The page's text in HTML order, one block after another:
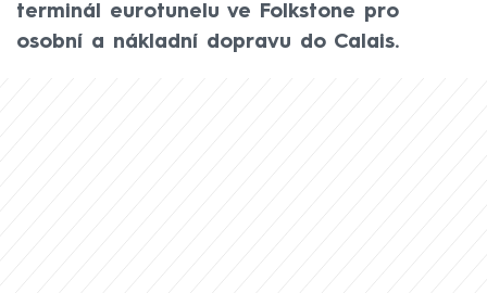
terminál eurotunelu ve Folkstone pro
osobní a nákladní dopravu do Calais.